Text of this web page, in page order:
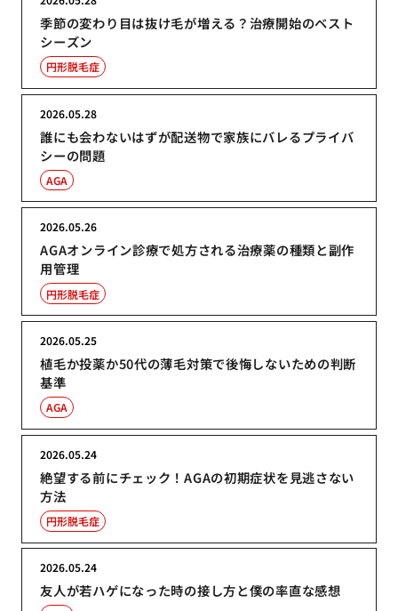
季節の変わり目は抜け毛が増える？治療開始のベスト
シーズン
円形脱毛症
誰にも会わないはずが配送物で家族にバレるプライバ
シーの問題
2026.05.28
AGA
AGAオンライン診療で処方される治療薬の種類と副作
用管理
2026.05.26
円形脱毛症
植毛か投薬か50代の薄毛対策で後悔しないための判断
基準
2026.05.25
AGA
絶望する前にチェック！AGAの初期症状を見逃さない
方法
2026.05.24
円形脱毛症
友人が若ハゲになった時の接し方と僕の率直な感想
2026.05.24